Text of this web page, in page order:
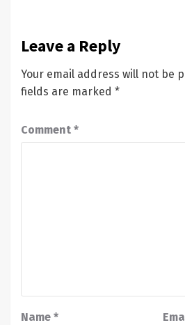
Leave a Reply
Your email address will not be
fields are marked *
Comment *
Name *